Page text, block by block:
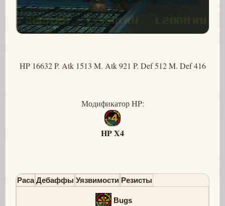
HP 16632 P. Atk 1513 M. Atk 921 P. Def 512 M. Def 416
Модификатор HP:
HP X4
Раса Дебаффы Уязвимости Резисты
Bugs